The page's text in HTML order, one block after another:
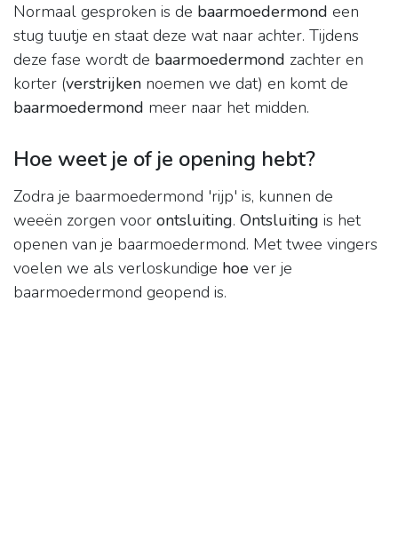
Normaal gesproken is de baarmoedermond een
stug tuutje en staat deze wat naar achter. Tijdens
deze fase wordt de baarmoedermond zachter en
korter (verstrijken noemen we dat) en komt de
baarmoedermond meer naar het midden.
Hoe weet je of je opening hebt?
Zodra je baarmoedermond 'rijp' is, kunnen de
weeën zorgen voor ontsluiting. Ontsluiting is het
openen van je baarmoedermond. Met twee vingers
voelen we als verloskundige hoe ver je
baarmoedermond geopend is.